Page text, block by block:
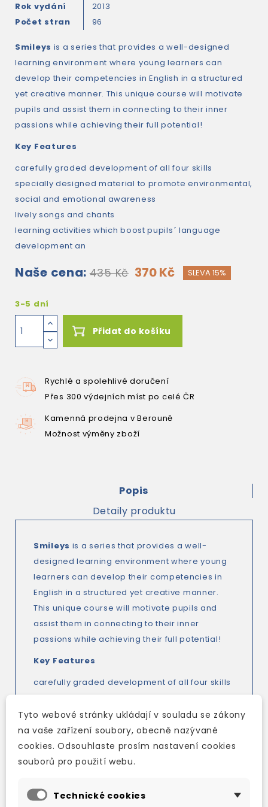
Rok vydání
2013
Počet stran
96
Smileys is a series that provides a well-designed
learning environment where young learners can
develop their competencies in English in a structured
yet creative manner. This unique course will motivate
pupils and assist them in connecting to their inner
passions while achieving their full potential!
Key Features
carefully graded development of all four skills
specially designed material to promote environmental,
social and emotional awareness
lively songs and chants
learning activities which boost pupils´ language
development an
Naše cena: 435 Kč 370 Kč SLEVA 15%
3-5 dní
Přidat do košíku
Rychlé a spolehlivé doručení
Přes 300 výdejních míst po celé ČR
Kamenná prodejna v Berouně
Možnost výměny zboží
Popis
Detaily produktu
Smileys is a series that provides a well-
designed learning environment where young
learners can develop their competencies in
English in a structured yet creative manner.
This unique course will motivate pupils and
assist them in connecting to their inner
passions while achieving their full potential!
Key Features
carefully graded development of all four skills
environmental, social and emotional
awareness
lively songs and chants
learning activities which boost pupils´
learn
Tyto webové stránky ukládají v souladu se zákony
na vaše zařízení soubory, obecně nazývané
cookies. Odsouhlaste prosím nastavení cookies
souborů pro použití webu.
Technické cookies